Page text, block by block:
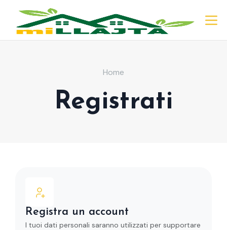
Home
Registrati
Registra un account
I tuoi dati personali saranno utilizzati per supportare